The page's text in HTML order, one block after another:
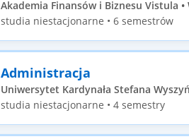
Akademia Finansów i Biznesu Vistula •
studia niestacjonarne • 6 semestrów
Administracja
Uniwersytet Kardynała Stefana
studia niestacjonarne • 4 semestry